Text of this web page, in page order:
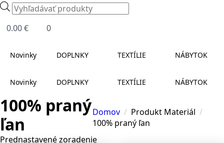
Products
search
0.00€ 0
Novinky DOPLNKY TEXTÍLIE NÁBYTOK
Novinky DOPLNKY TEXTÍLIE NÁBYTOK
100% praný
ľan
Domov
Produkt Materiál
100% praný ľan